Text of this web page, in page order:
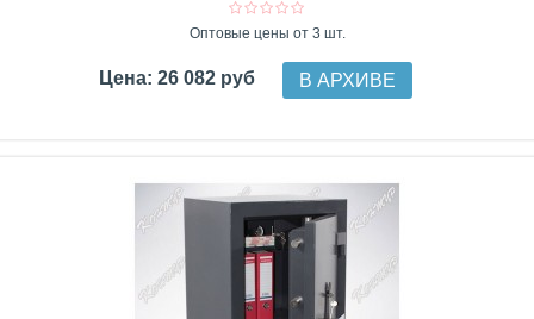
Оптовые цены от 3 шт.
Цена: 26 082 руб В АРХИВЕ